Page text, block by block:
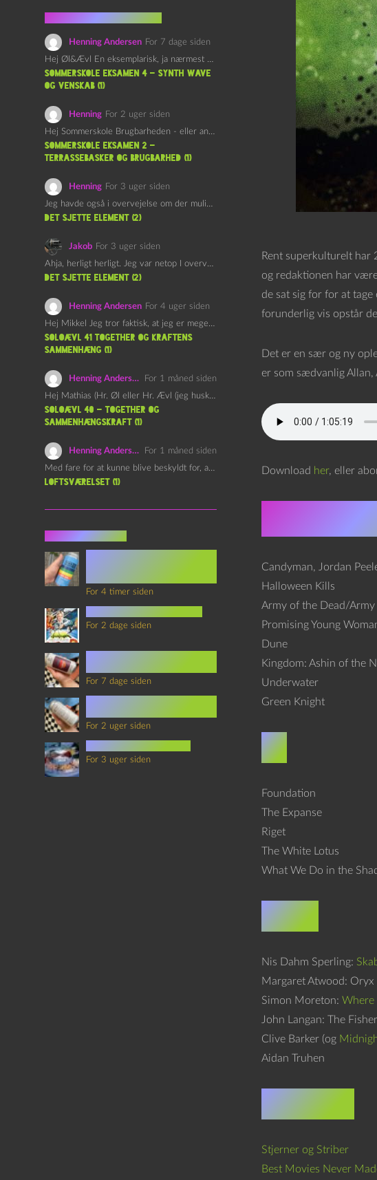
Rent superkulturelt har
og redaktionen har
de sat sig for for at
forunderlig vis opstår
Det er en sær og ny
er som sædvanlig Allan,
Download her, eller
Candyman, Jordan
Halloween Kills
Army of the Dead/Army
Promising Young
Dune
Kingdom: Ashin of the
Underwater
Green Knight
TV
Foundation
The Expanse
Riget
The White Lotus
What We Do in the
Bøger
Nis Dahm Sperling:
Margaret Atwood: Oryx
Simon Moreton: Where
John Langan: The
Clive Barker (og
Aidan Truhen
Podcasts
Stjerner og Striber
Best Movies Never
Henning Andersen For 7 dage siden
Hej Øl&Ævl En eksemplarisk, ja nærmest yndefuld, afslutning på SOMMERSKOLEN.…
Sommerskole Eksamen 4 – Synth Wave
og Venskab (1)
Henning For 2 uger siden
Hej Sommerskole Brugbarheden - eller anvendeligheden - af "Øl&Ævl" er…
Sommerskole Eksamen 2 –
Terrassebasker og Brugbarhed (1)
Henning For 3 uger siden
Jeg havde også i overvejelse om der muligvis kunne være…
det sjette element (2)
Jakob For 3 uger siden
Ahja, herligt herligt. Jeg var netop I overvejelser om at…
det sjette element (2)
Henning Andersen For 4 uger siden
Hej Mikkel Jeg tror faktisk, at jeg er meget enig…
Soloævl 41 Together og Kraftens
Sammenhæng (1)
Henning Andersen
For 1 måned siden
Hej Mathias (Hr. Øl eller Hr. Ævl (jeg husker ikke…
Soloævl 40 – Together og
sammenhængskraft (1)
Henning Andersen
For 1 måned siden
Med fare for at kunne blive beskyldt for, at være…
Loftsværelset (1)
For 4 timer siden
For 2 dage siden
For 7 dage siden
For 2 uger siden
For 3 uger siden